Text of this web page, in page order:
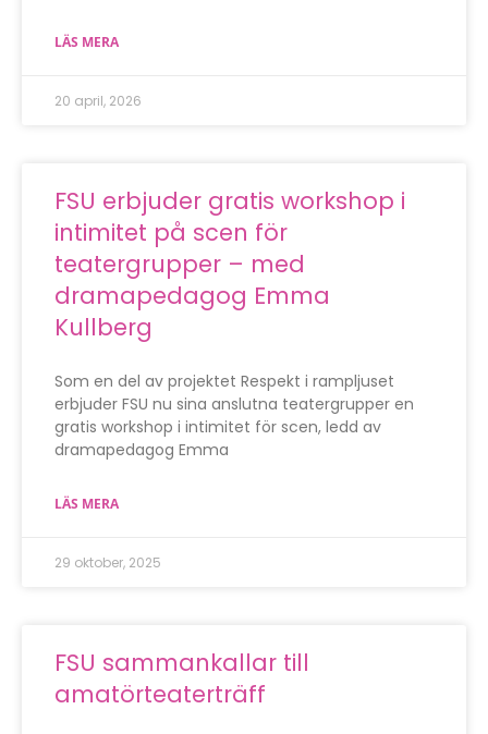
LÄS MERA
20 april, 2026
FSU erbjuder gratis workshop i
intimitet på scen för
teatergrupper – med
dramapedagog Emma
Kullberg
Som en del av projektet Respekt i rampljuset
erbjuder FSU nu sina anslutna teatergrupper en
gratis workshop i intimitet för scen, ledd av
dramapedagog Emma
LÄS MERA
29 oktober, 2025
FSU sammankallar till
amatörteaterträff